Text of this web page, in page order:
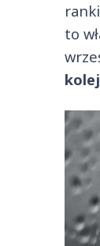
to